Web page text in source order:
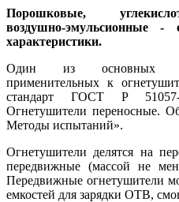
Порошковые,
воздушно-эмульсионные -
характеристики.
Один из основных
применительных к
стандарт ГОСТ Р 51057-
Огнетушители переносные.
Методы испытаний».
Огнетушители делятся на
передвижные (массой не
Передвижные огнетушители
емкостей для зарядки ОТВ,